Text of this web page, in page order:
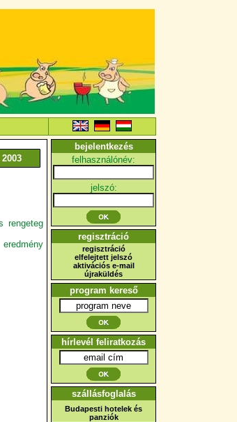
rengeteg
bejelentkezés
felhasználónév:
jelszó:
regisztráció
regisztráció
elfelejtett jelszó
aktivációs e-mail
újraküldés
program kereső
hírlevél feliratkozás
szállásfoglalás
Budapesti hotelek és
panziók